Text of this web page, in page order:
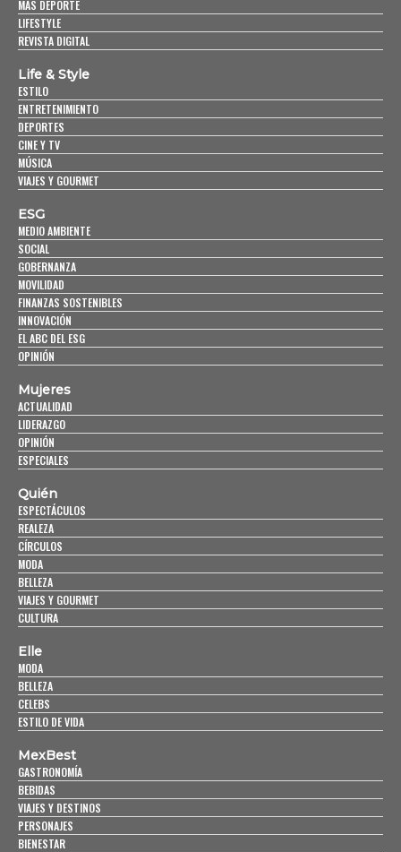
MÁS DEPORTE
LIFESTYLE
REVISTA DIGITAL
Life & Style
ESTILO
ENTRETENIMIENTO
DEPORTES
CINE Y TV
MÚSICA
VIAJES Y GOURMET
ESG
MEDIO AMBIENTE
SOCIAL
GOBERNANZA
MOVILIDAD
FINANZAS SOSTENIBLES
INNOVACIÓN
EL ABC DEL ESG
OPINIÓN
Mujeres
ACTUALIDAD
LIDERAZGO
OPINIÓN
ESPECIALES
Quién
ESPECTÁCULOS
REALEZA
CÍRCULOS
MODA
BELLEZA
VIAJES Y GOURMET
CULTURA
Elle
MODA
BELLEZA
CELEBS
ESTILO DE VIDA
MexBest
GASTRONOMÍA
BEBIDAS
VIAJES Y DESTINOS
PERSONAJES
BIENESTAR